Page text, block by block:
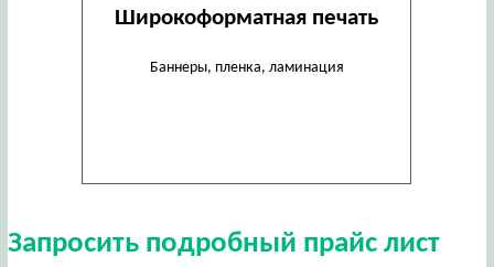
Широкоформатная печать
Баннеры, пленка, ламинация
Запросить подробный прайс лист